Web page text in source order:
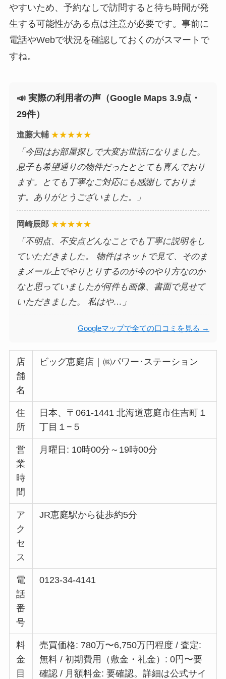
やすいため、予約なしで訪問すると待ち時間が発
生する可能性がある点は注意が必要です。事前に
電話やWebで状況を確認しておくのがスマートで
すね。
📣 実際の利用者の声（Google Maps 3.9点・
29件）
進藤大輔 ★★★★★
「今回はお部屋探しで大変お世話になりました。
息子も希望通りの物件だったととても喜んでおり
ます。とても丁寧なご対応にも感謝しておりま
す。ありがとうございました。」
岡崎辰郎 ★★★★★
「不明点、不安点どんなことでも丁寧に説明をし
ていただきました。 物件はネットで見て、そのま
まメール上でやりとりするのが今のやり方なのか
なと思っていましたが何件も画像、書面で見せて
いただきました。 私はや…」
Googleマップで全ての口コミを見る →
店
舗
名
ビッグ恵庭店｜㈱パワー･ステーション
住
所
日本、〒061-1441 北海道恵庭市住吉町１
丁目１−５
営
業
時
間
月曜日: 10時00分～19時00分
ア
ク
セ
ス
JR恵庭駅から徒歩約5分
電
話
番
号
0123-34-4141
料
金
目
売買価格: 780万〜6,750万円程度 / 査定:
無料 / 初期費用（敷金・礼金）: 0円〜要
確認 / 月額料金: 要確認。詳細は公式サイ